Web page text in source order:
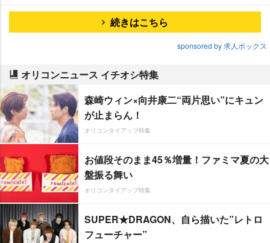
続きはこちら
sponsored by 求人ボックス
オリコンニュース イチオシ特集
森崎ウィン×向井康二“両片思い”にキュン
が止まらん！
オリコンタイアップ特集
お値段そのまま45％増量！ファミマ夏の大
盤振る舞い
オリコンタイアップ特集
SUPER★DRAGON、自ら描いた”レトロ
フューチャー”